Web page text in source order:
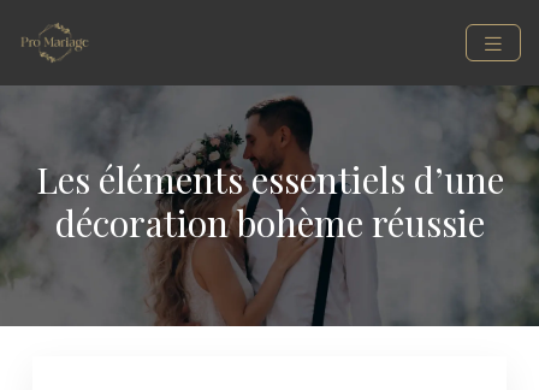
Les éléments essentiels d’une
décoration bohème réussie